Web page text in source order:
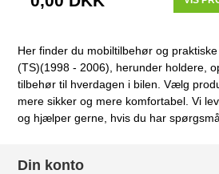
Her finder du mobiltilbehør og
(TS)(1998 - 2006), herunder holdere,
tilbehør til hverdagen i bilen. Vælg
mere sikker og mere komfortabel. Vi
og hjælper gerne, hvis du har
Din konto